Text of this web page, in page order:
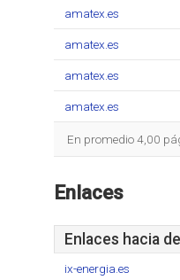
amatex.es
amatex.es
amatex.es
amatex.es
En promedio 4,00
Enlaces
Enlaces hacia
ix-energia.es